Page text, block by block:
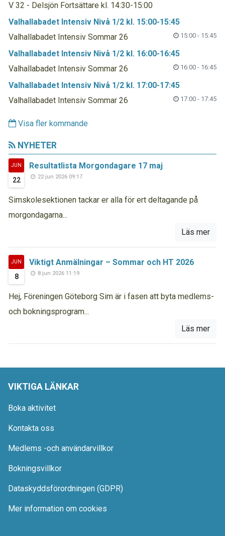
V 32 - Delsjön Fortsättare kl. 14:30-15:00
Valhallabadet Intensiv Nivå 1/2 kl. 15:00-15:45
15:00 - 15:45
Valhallabadet Intensiv Sommar 26
Valhallabadet Intensiv Nivå 1/2 kl. 16:00-16:45
16:00 - 16:45
Valhallabadet Intensiv Sommar 26
Valhallabadet Intensiv Nivå 1/2 kl. 17:00-17:45
17:00 - 17:45
Valhallabadet Intensiv Sommar 26
Visa fler kommande
NYHETER
JUN
22
Resultatlista Morgondagare 17 maj
22 jun 2026 09:17
Simskolesektionen tackar er alla för ert deltagande på
morgondagarna...
Läs mer
JUN
8
Viktigt Anmälningar – Sommar och HT 2026
8 jun 2026 11:19
Hej, Föreningen Göteborg Sim är i fasen att byta medlems-
och bokningsprogram...
Läs mer
VIKTIGA LÄNKAR
Boka aktivitet
Kontakta oss
Medlems -och användarvillkor
Bokningsvillkor
Dataskyddsförordningen (GDPR)
Mer information om cookies